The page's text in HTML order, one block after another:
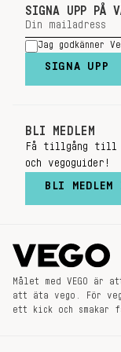
SIGNA UPP PÅ
Jag godkänner
SIGNA UPP
BLI MEDLEM
Få tillgång till
och vegoguider!
BLI MEDLEM
Målet med VEGO
att äta vego. För
ett kick och smakar